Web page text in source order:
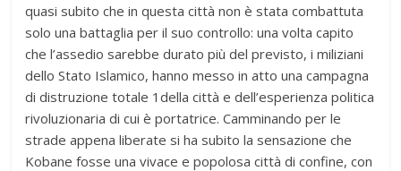
quasi subito che in questa città non è stata combattuta
solo una battaglia per il suo controllo: una volta capito
che l’assedio sarebbe durato più del previsto, i miliziani
dello Stato Islamico, hanno messo in atto una campagna
di distruzione totale 1della città e dell’esperienza politica
rivoluzionaria di cui è portatrice. Camminando per le
strade appena liberate si ha subito la sensazione che
Kobane fosse una vivace e popolosa città di confine, con